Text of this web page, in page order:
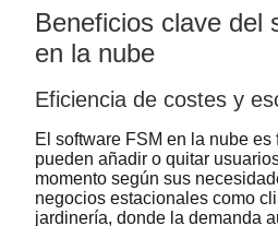
Beneficios clave del
en la nube
Eficiencia de costes y
El software FSM en la nube
pueden añadir o quitar
momento según sus
negocios estacionales como
jardinería, donde la demanda